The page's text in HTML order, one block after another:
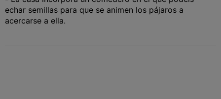
echar semillas para que se animen los pájaros a
acercarse a ella.